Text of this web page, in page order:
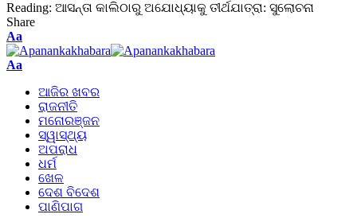
Reading: ଆସନ୍ତା କାଲିଠାରୁ ଅଯୋଧ୍ୟାକୁ ତୀର୍ଥଯାତ୍ରା: ସୁଲୋଚନା
Share
Aa
Aa
ଆଜିର ଖବର
ରାଜନୀତି
ମନୋରଞ୍ଜନ
ସ୍ୱାସ୍ଥ୍ୟ
ଅପରାଧ
ଧର୍ମ
ଖେଳ
ଦେଶ ବିଦେଶ
ପାଣିପାଗ